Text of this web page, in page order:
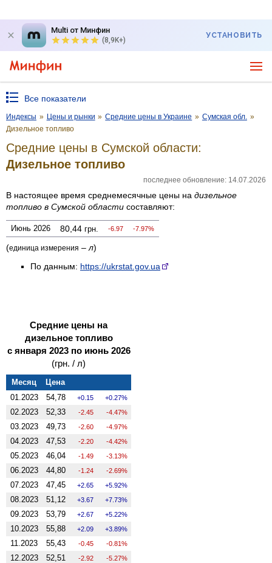
Multi от Минфин
(8,9K+)
УСТАНОВИТЬ
Все показатели
Индексы » Цены и рынки » Средние цены в Украине » Сумская обл. »
Дизельное топливо
Средние цены в Сумской области:
Дизельное топливо
последнее обновление: 14.07.2026
В настоящее время среднемесячные цены на дизельное
топливо в Сумской области составляют:
Июнь 2026 80,44 грн. -6.97 -7.97%
(единица измерения – л)
По данным: https://ukrstat.gov.ua
Средние цены на
дизельное топливо
с января 2023 по июнь 2026
(грн. / л)
Месяц
Цена
01.2023
54,78 0.15 0.27%
02.2023 52,33 -2.45 -4.47%
03.2023 49,73 -2.60 -4.97%
04.2023 47,53 -2.20 -4.42%
05.2023 46,04 -1.49 -3.13%
06.2023 44,80 -1.24 -2.69%
07.2023 47,45 2.65 5.92%
08.2023 51,12 3.67 7.73%
09.2023 53,79 2.67 5.22%
10.2023 55,88 2.09 3.89%
11.2023 55,43 -0.45 -0.81%
12.2023 52,51 -2.92 -5.27%